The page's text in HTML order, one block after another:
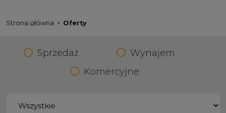
Strona główna Oferty
Sprzedaż
Wynajem
Komercyjne